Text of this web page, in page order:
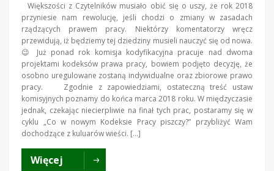
Większości z Czytelników musiało obić się o uszy, że rok 2018
przyniesie nam rewolucję, jeśli chodzi o zmiany w zasadach
rządzących prawem pracy. Niektórzy komentatorzy wręcz
przewidują, iż będziemy tej dziedziny musieli nauczyć się od nowa.
😉 Już ponad rok komisja kodyfikacyjna pracuje nad dwoma
projektami kodeksów prawa pracy, bowiem podjęto decyzję, że
osobno uregulowane zostaną indywidualne oraz zbiorowe prawo
pracy. Zgodnie z zapowiedziami, ostateczną treść ustaw
komisyjnych poznamy do końca marca 2018 roku. W międzyczasie
jednak, czekając niecierpliwie na finał tych prac, postaramy się w
cyklu „Co w nowym Kodeksie Pracy piszczy?” przybliżyć Wam
dochodzące z kuluarów wieści. […]
Więcej